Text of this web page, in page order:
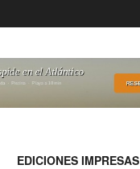
EDICIONES IMPRESAS